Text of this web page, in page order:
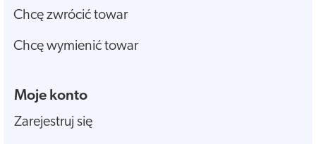
Chcę zwrócić towar
Chcę wymienić towar
Moje konto
Zarejestruj się